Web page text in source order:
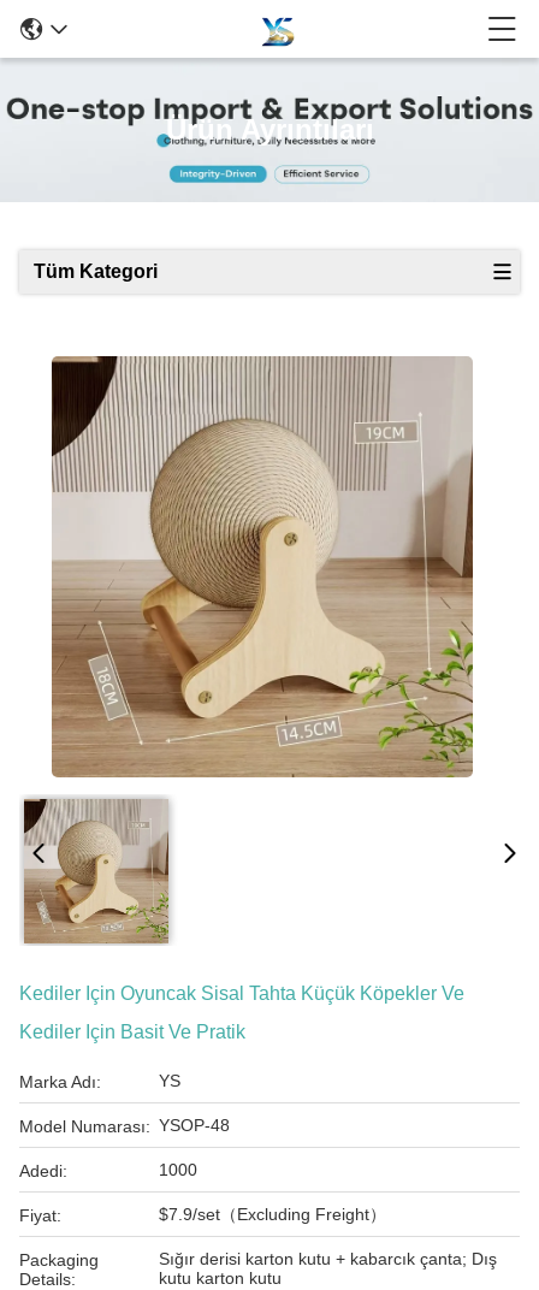
Ürün Ayrıntıları
Tüm Kategori
Kediler Için Oyuncak Sisal Tahta Küçük Köpekler Ve
Kediler Için Basit Ve Pratik
Marka Adı: YS
Model Numarası: YSOP-48
Adedi: 1000
Fiyat: $7.9/set（Excluding Freight）
Packaging
Details:
Sığır derisi karton kutu + kabarcık çanta; Dış
kutu karton kutu